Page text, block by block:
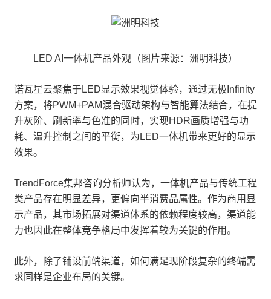
LED AI一体机产品外观（图片来源：洲明科技）
诺瓦星云聚焦于LED显示效果视觉体验，通过无极Infinity
方案，将PWM+PAM混合驱动架构与智能算法结合，在提
升灰阶、刷新率与色准的同时，实现HDR画质增强与功
耗、温升控制之间的平衡，为LED一体机带来更好的显示
效果。
TrendForce集邦咨询分析师认为，一体机产品与传统工程
类产品存在明显差异，更偏向半消费品属性。作为商用显
示产品，其市场拓展对渠道体系的依赖程度较高，渠道能
力也因此在整体竞争格局中发挥着较为关键的作用。
此外，除了铺设前端渠道，如何满足现阶段复杂的终端需
求同样是企业布局的关键。